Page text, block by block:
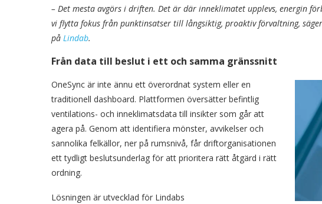
– Det mesta avgörs i driften. Det är där inneklimatet upplevs, energin
vi flytta fokus från punktinsatser till långsiktig, proaktiv förvaltning,
på Lindab.
Från data till beslut i ett och samma gränssnitt
OneSync är inte ännu ett överordnat system eller en
traditionell dashboard. Plattformen översätter befintlig
ventilations- och inneklimatsdata till insikter som går att
agera på. Genom att identifiera mönster, avvikelser och
sannolika felkällor, ner på rumsnivå, får driftorganisationen
ett tydligt beslutsunderlag för att prioritera rätt åtgärd i rätt
ordning.
Lösningen är utvecklad för Lindabs